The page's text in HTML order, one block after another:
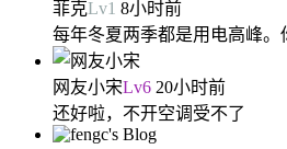
菲克Lv1 8小时前
每年冬夏两季都是用电高峰。
网友小宋Lv6 20小时前
还好啦，不开空调受不了